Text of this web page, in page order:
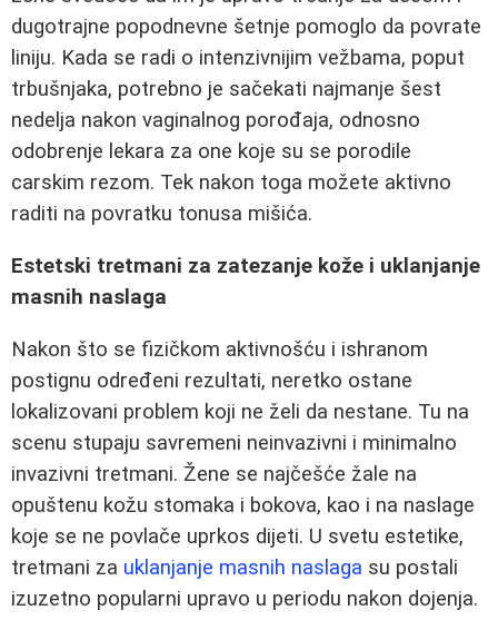
dugotrajne popodnevne šetnje pomoglo da povrate
liniju. Kada se radi o intenzivnijim vežbama, poput
trbušnjaka, potrebno je sačekati najmanje šest
nedelja nakon vaginalnog porođaja, odnosno
odobrenje lekara za one koje su se porodile
carskim rezom. Tek nakon toga možete aktivno
raditi na povratku tonusa mišića.
Estetski tretmani za zatezanje kože i uklanjanje
masnih naslaga
Nakon što se fizičkom aktivnošću i ishranom
postignu određeni rezultati, neretko ostane
lokalizovani problem koji ne želi da nestane. Tu na
scenu stupaju savremeni neinvazivni i minimalno
invazivni tretmani. Žene se najčešće žale na
opuštenu kožu stomaka i bokova, kao i na naslage
koje se ne povlače uprkos dijeti. U svetu estetike,
tretmani za uklanjanje masnih naslaga su postali
izuzetno popularni upravo u periodu nakon dojenja.